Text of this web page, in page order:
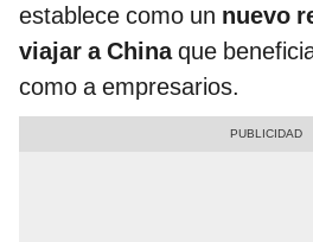
establece como un nuevo
viajar a Chinaque
como a empresarios.